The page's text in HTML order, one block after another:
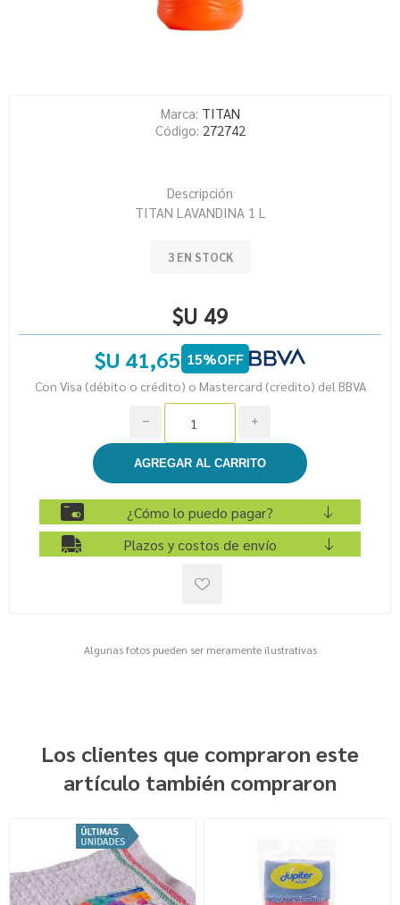
Marca: TITAN
Código: 272742
Descripción
TITAN LAVANDINA 1 L
3 EN STOCK
$U 49
$U 41,65 15%OFF
Con Visa (débito o crédito) o Mastercard (credito) del BBVA
i
h
¿Cómo lo puedo pagar?
Plazos y costos de envío
Algunas fotos pueden ser meramente ilustrativas
Los clientes que compraron este
artículo también compraron